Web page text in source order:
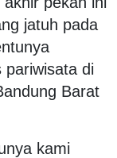
jatuh pada
pariwisata di
Barat
kami